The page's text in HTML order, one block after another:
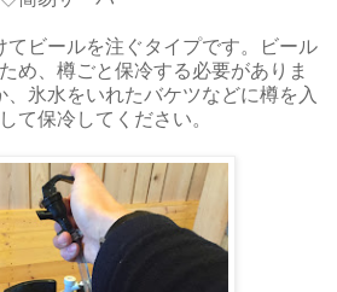
てビールを注ぐタイプです。ビール
め、樽ごと保冷する必要がありま
氷水をいれたバケツなどに樽を入
て保冷してください。